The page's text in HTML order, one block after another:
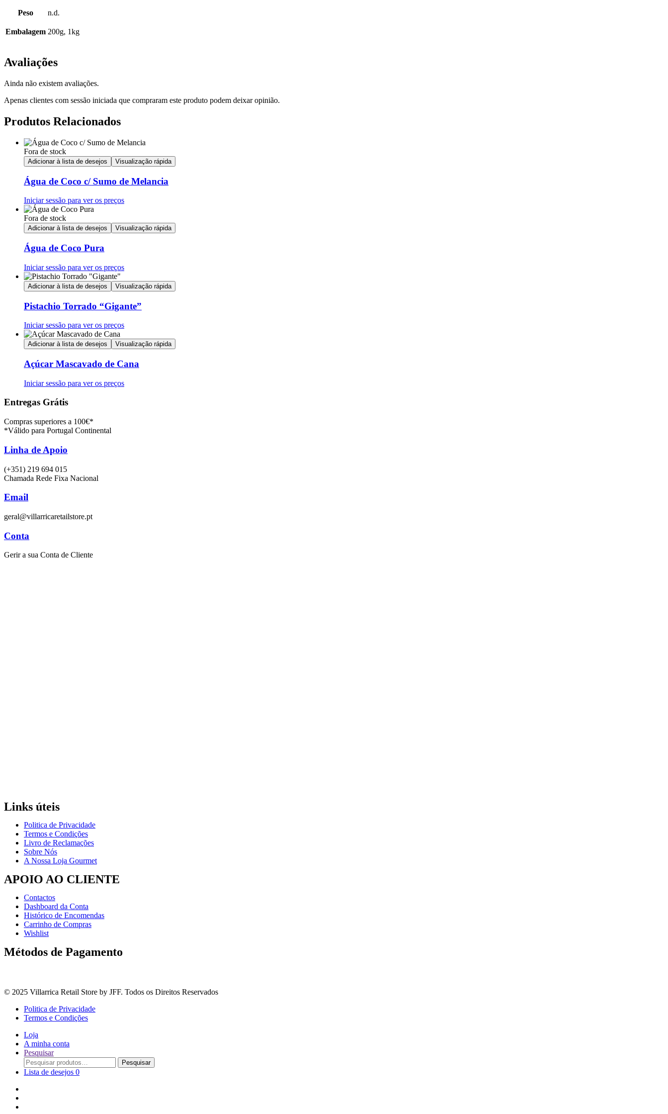
Peso n.d.
Embalagem 200g, 1kg
Avaliações
Ainda não existem avaliações.
Apenas clientes com sessão iniciada que compraram este produto podem deixar opinião.
Produtos Relacionados
Fora de stock
Adicionar à lista de desejos Visualização rápida
Água de Coco c/ Sumo de Melancia
Iniciar sessão para ver os preços
Fora de stock
Adicionar à lista de desejos Visualização rápida
Água de Coco Pura
Iniciar sessão para ver os preços
Adicionar à lista de desejos Visualização rápida
Pistachio Torrado “Gigante”
Iniciar sessão para ver os preços
Adicionar à lista de desejos Visualização rápida
Açúcar Mascavado de Cana
Iniciar sessão para ver os preços
Entregas Grátis
Compras superiores a 100€*
*Válido para Portugal Continental
Linha de Apoio
(+351) 219 694 015
Chamada Rede Fixa Nacional
Email
geral@villarricaretailstore.pt
Conta
Gerir a sua Conta de Cliente
Links úteis
Politica de Privacidade
Termos e Condições
Livro de Reclamações
Sobre Nós
A Nossa Loja Gourmet
APOIO AO CLIENTE
Contactos
Dashboard da Conta
Histórico de Encomendas
Carrinho de Compras
Wishlist
Métodos de Pagamento
© 2025 Villarrica Retail Store by JFF. Todos os Direitos Reservados
Politica de Privacidade
Termos e Condições
Loja
A minha conta
Pesquisar
Procurar
por:
Pesquisar
Lista de desejos 0